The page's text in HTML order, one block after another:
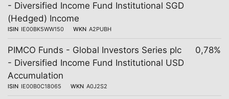
- Diversified Income Fund Institutional SGD
(Hedged) Income
ISIN IE00BK5WW150 WKN A2PUBH
PIMCO Funds - Global Investors Series plc
- Diversified Income Fund Institutional USD
Accumulation
ISIN IE00B0C18065 WKN A0J2S2
0,78%